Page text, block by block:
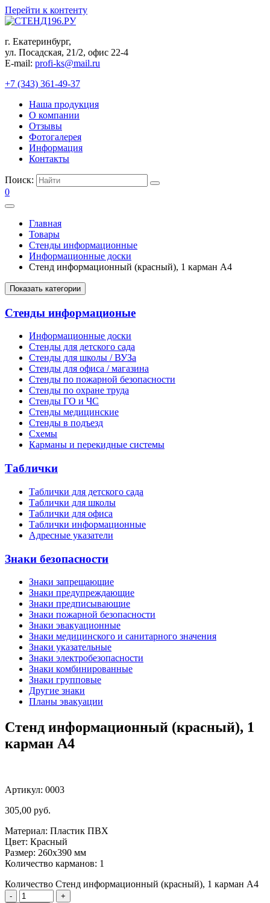
Перейти к контенту
г. Екатеринбург,
ул. Посадская, 21/2, офис 22-4
E-mail: profi-ks@mail.ru
+7 (343) 361-49-37
Наша продукция
О компании
Отзывы
Фотогалерея
Информация
Контакты
Поиск:
0
Главная
Товары
Стенды информационные
Информационные доски
Стенд информационный (красный), 1 карман А4
Показать категории
Стенды информационые
Информационные доски
Стенды для детского сада
Стенды для школы / ВУЗа
Стенды для офиса / магазина
Стенды по пожарной безопасности
Стенды по охране труда
Стенды ГО и ЧС
Стенды медицинские
Стенды в подъезд
Схемы
Карманы и перекидные системы
Таблички
Таблички для детского сада
Таблички для школы
Таблички для офиса
Таблички информационные
Адресные указатели
Знаки безопасности
Знаки запрещающие
Знаки предупреждающие
Знаки предписывающие
Знаки пожарной безопасности
Знаки эвакуационные
Знаки медицинского и санитарного значения
Знаки указательные
Знаки электробезопасности
Знаки комбинированные
Знаки групповые
Другие знаки
Планы эвакуации
Стенд информационный (красный), 1
карман А4
Артикул: 0003
305,00 руб.
Материал: Пластик ПВХ
Цвет: Красный
Размер: 260х390 мм
Количество карманов: 1
Количество Стенд информационный (красный), 1 карман А4
-
+